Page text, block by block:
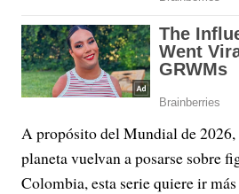
A propósito del Mundial de
planeta vuelvan a posarse sobre
Colombia, esta serie quiere ir